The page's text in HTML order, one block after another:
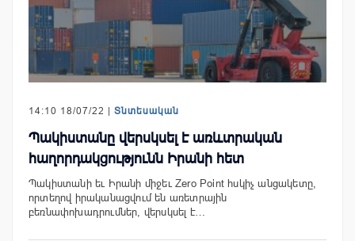
14:10 18/07/22 | Տնտեսական
Պակիստանը վերսկսել է առևտրական
հաղորդակցությունն Իրանի հետ
Պակիստանի եւ Իրանի միջեւ Zero Point հսկիչ անցակետը,
որտեղով իրականացվում են առետրային
բեռնափոխադրումներ, վերսկսել է…